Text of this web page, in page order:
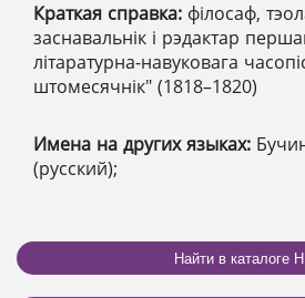
Краткая справка: філосаф,
заснавальнік і рэдактар
літаратурна-навуковага
штомесячнік" (1818–1820)
Имена на других языках:
(русский);
Найти в каталоге